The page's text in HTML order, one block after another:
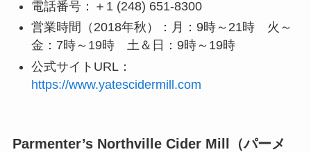
電話番号：＋1 (248) 651-8300
営業時間（2018年秋）：月：9時～21時 火～
金：7時～19時 土＆日：9時～19時
公式サイトURL：
https://www.yatescidermill.com
Parmenter’s Northville Cider Mill（パーメ